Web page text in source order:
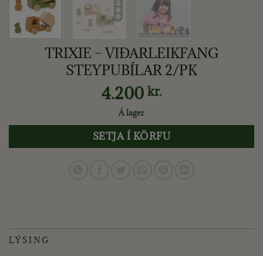
TRIXIE – VIÐARLEIKFANG
STEYPUBÍLAR 2/PK
4.200 kr.
Á lager
SETJA Í KÖRFU
LÝSING